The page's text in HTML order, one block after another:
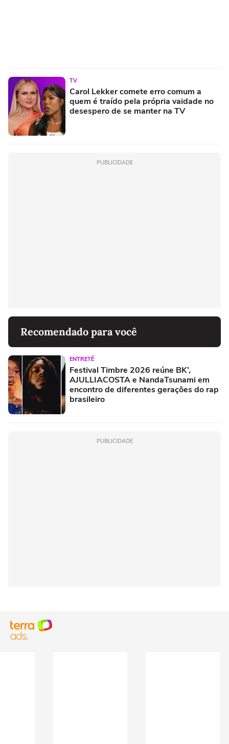
TV
Carol Lekker comete erro comum a
quem é traído pela própria vaidade no
desespero de se manter na TV
PUBLICIDADE
Recomendado para você
ENTRETÊ
Festival Timbre 2026 reúne BK’,
AJULLIACOSTA e NandaTsunami em
encontro de diferentes gerações do rap
brasileiro
PUBLICIDADE